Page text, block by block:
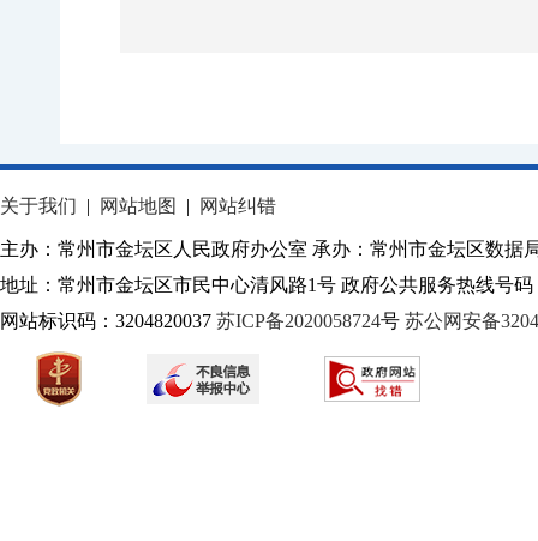
关于我们 | 网站地图 | 网站纠错
主办：常州市金坛区人民政府办公室 承办：常州市金坛区数据
地址：常州市金坛区市民中心清风路1号 政府公共服务热线号码
网站标识码：3204820037 苏ICP备2020058724号 苏公网安备